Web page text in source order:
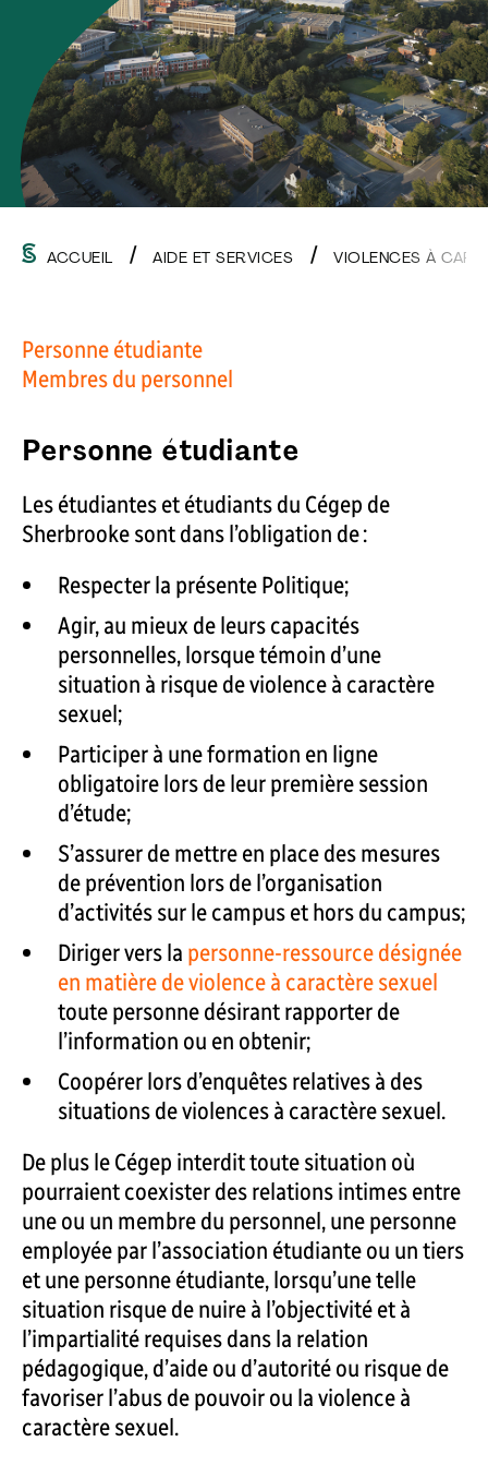
ACCUEIL AIDE ET SERVICES VIOLENCES À
Personne étudiante
Membres du personnel
Personne étudiante
Les étudiantes et étudiants du Cégep de
Sherbrooke sont dans l’obligation de :
Respecter la présente Politique;
Agir, au mieux de leurs capacités
personnelles, lorsque témoin d’une
situation à risque de violence à caractère
sexuel;
Participer à une formation en ligne
obligatoire lors de leur première session
d’étude;
S’assurer de mettre en place des mesures
de prévention lors de l’organisation
d’activités sur le campus et hors du campus;
Diriger vers la personne-ressource désignée
en matière de violence à caractère sexuel
toute personne désirant rapporter de
l’information ou en obtenir;
Coopérer lors d’enquêtes relatives à des
situations de violences à caractère sexuel.
De plus le Cégep interdit toute situation où
pourraient coexister des relations intimes entre
une ou un membre du personnel, une personne
employée par l’association étudiante ou un tiers
et une personne étudiante, lorsqu’une telle
situation risque de nuire à l’objectivité et à
l’impartialité requises dans la relation
pédagogique, d’aide ou d’autorité ou risque de
favoriser l’abus de pouvoir ou la violence à
caractère sexuel.